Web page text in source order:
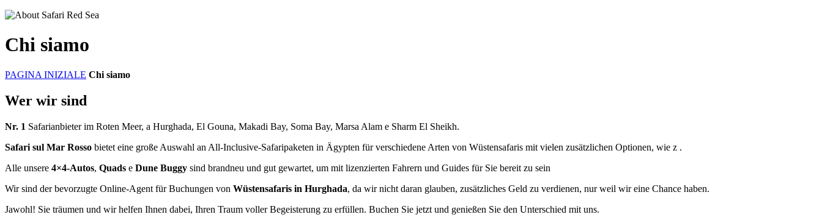
Chi siamo
PAGINA INIZIALE Chi siamo
Wer wir sind
Nr. 1 Safarianbieter im Roten Meer, a Hurghada, El Gouna, Makadi Bay, Soma Bay, Marsa Alam e Sharm El Sheikh.
Safari sul Mar Rosso bietet eine große Auswahl an All-Inclusive-Safaripaketen in Ägypten für verschiedene Arten von Wüstensafaris mit vielen zusätzlichen Optionen, wie z .
Alle unsere 4×4-Autos, Quads e Dune Buggy sind brandneu und gut gewartet, um mit lizenzierten Fahrern und Guides für Sie bereit zu sein
Wir sind der bevorzugte Online-Agent für Buchungen von Wüstensafaris in Hurghada, da wir nicht daran glauben, zusätzliches Geld zu verdienen, nur weil wir eine Chance haben.
Jawohl! Sie träumen und wir helfen Ihnen dabei, Ihren Traum voller Begeisterung zu erfüllen. Buchen Sie jetzt und genießen Sie den Unterschied mit uns.